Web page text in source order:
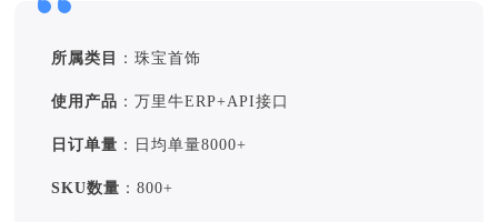
所属类目 ：珠宝首饰
使用产品 ：万里牛ERP+API接口
日订单量 ：日均单量8000+
SKU数量 ：800+